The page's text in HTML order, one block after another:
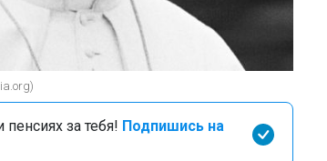
за тебя! Подпишись на